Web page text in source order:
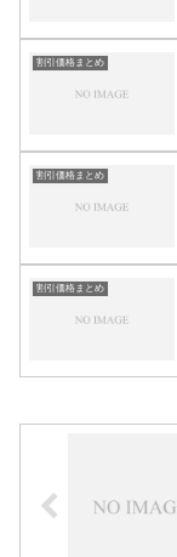
割引価格まとめ
割引価格まとめ
割引価格まとめ